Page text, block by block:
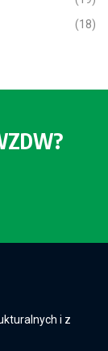
(18)
i z